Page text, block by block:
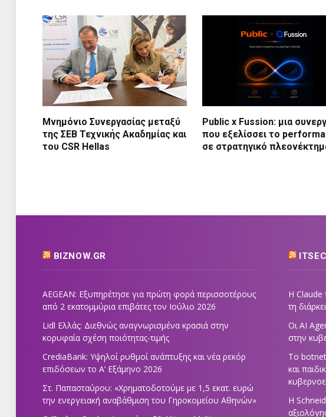
Μνημόνιο Συνεργασίας μεταξύ
της ΣΕΒ Τεχνικής Ακαδημίας και
του CSR Hellas
Public x Fussion: μια
που εξελίσσει το
σε στρατηγικό
BIZNOW.GR
AEGEAN: Εξυπηρέτησε για πρώτη φορά περισσοτέρους
από 2 εκατομμύρια επιβάτες τον Ιούλιο 2026
Lidl Ελλάς: Διεθνώς αναγνωρισμένα κρασιά στην
κορυφαία σχέση ποιότητας-τιμής
CrediaBank: Υψηλοί ρυθμοί ανάπτυξης και νέα ρεκόρ
επιδόσεων το Α’ Εξάμηνο 2026
Στ. Παπασταύρου: «Χρηματοδοτούμε με 1,5 εκατ. ευρώ
την ενεργειακή αναβάθμιση του Γηροκομείου Αθηνών»
Η Claude
τη
Οι AI
στην
Το
και
Η